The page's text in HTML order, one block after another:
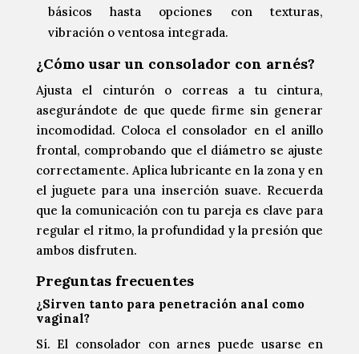
básicos hasta opciones con texturas,
vibración o ventosa integrada.
¿Cómo usar un consolador con arnés?
Ajusta el cinturón o correas a tu cintura,
asegurándote de que quede firme sin generar
incomodidad. Coloca el consolador en el anillo
frontal, comprobando que el diámetro se ajuste
correctamente. Aplica lubricante en la zona y en
el juguete para una inserción suave. Recuerda
que la comunicación con tu pareja es clave para
regular el ritmo, la profundidad y la presión que
ambos disfruten.
Preguntas frecuentes
¿Sirven tanto para penetración anal como
vaginal?
Sí. El consolador con arnes puede usarse en